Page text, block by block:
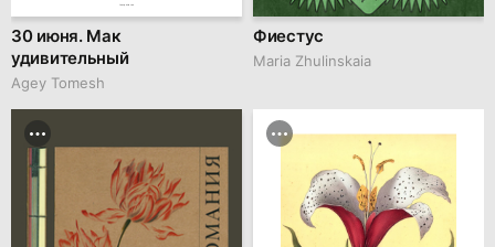
30 июня. Мак
удивительный
Agey Tomesh
Фиестус
Maria Zhulinskaia